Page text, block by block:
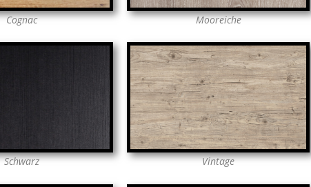
Cognac Mooreiche
Schwarz Vintage